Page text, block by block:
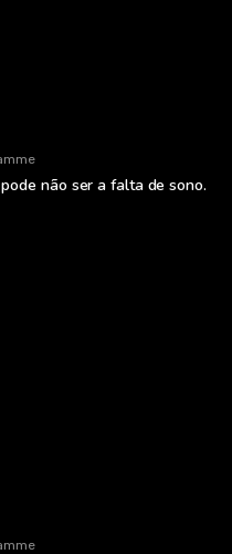
não ser a falta de sono.